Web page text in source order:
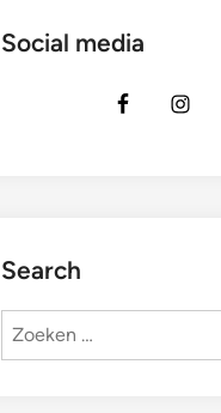
Social media
Search
Zoeken